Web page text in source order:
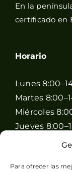
Para ofrecer las
En la
certificado en
Horario
Lunes
Martes
Miércoles
Jueves
Viernes
Domingo